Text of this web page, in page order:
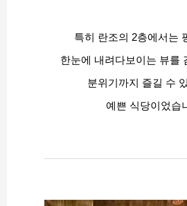
특히 란조의 2층에서는
한눈에 내려다보이는 뷰를
분위기까지 즐길 수
예쁜 식당이었습